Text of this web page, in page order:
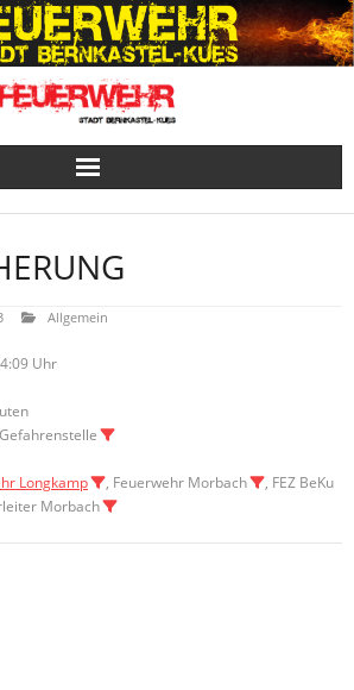
Allgemein
Uhr
Longkamp , Feuerwehr Morbach
, FEZ BeKu
Morbach